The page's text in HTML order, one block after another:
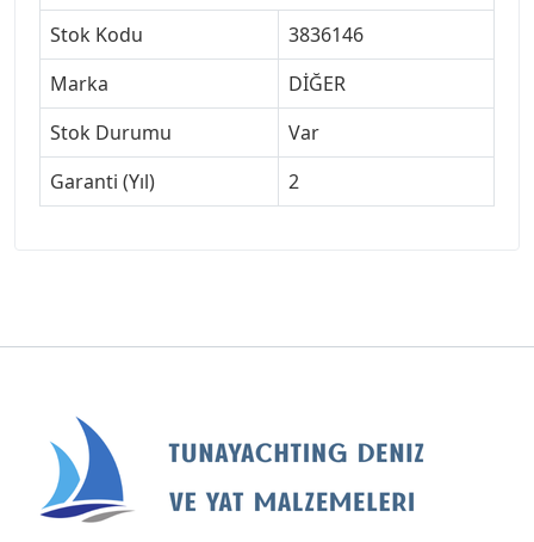
Stok Kodu
3836146
Marka
DİĞER
Stok Durumu
Var
Garanti (Yıl)
2